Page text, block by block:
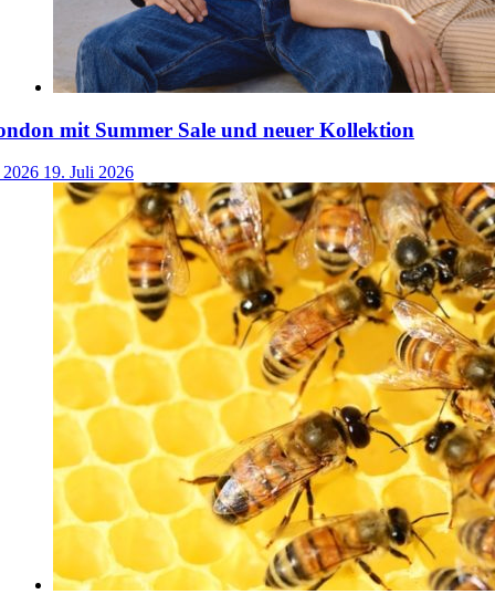
mit Summer Sale und neuer Kollektion
19. Juli 2026